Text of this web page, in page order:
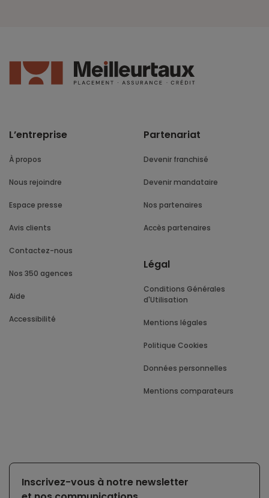
L’entreprise
À propos
Nous rejoindre
Espace presse
Avis clients
Contactez-nous
Nos 350 agences
Aide
Accessibilité
Partenariat
Devenir franchisé
Devenir mandataire
Nos partenaires
Accès partenaires
Légal
Conditions Générales
d'Utilisation
Mentions légales
Politique Cookies
Données personnelles
Mentions comparateurs
Inscrivez-vous à notre newsletter